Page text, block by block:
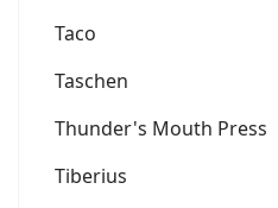
Taco
Taschen
Thunder's Mouth Press
Tiberius